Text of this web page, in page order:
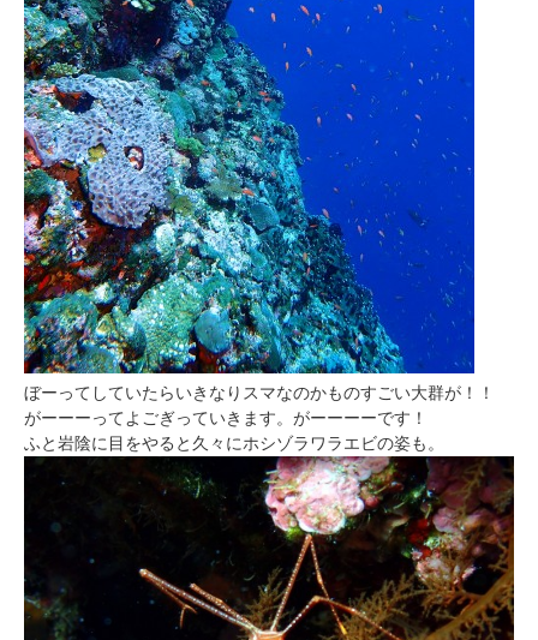
ぼーってしていたらいきなりスマなのかものすごい大群が！！
がーーーってよごぎっていきます。がーーーーです！
ふと岩陰に目をやると久々にホシゾラワラエビの姿も。